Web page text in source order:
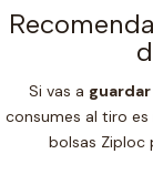
Si vas a
consumes al tiro
bolsas Ziploc